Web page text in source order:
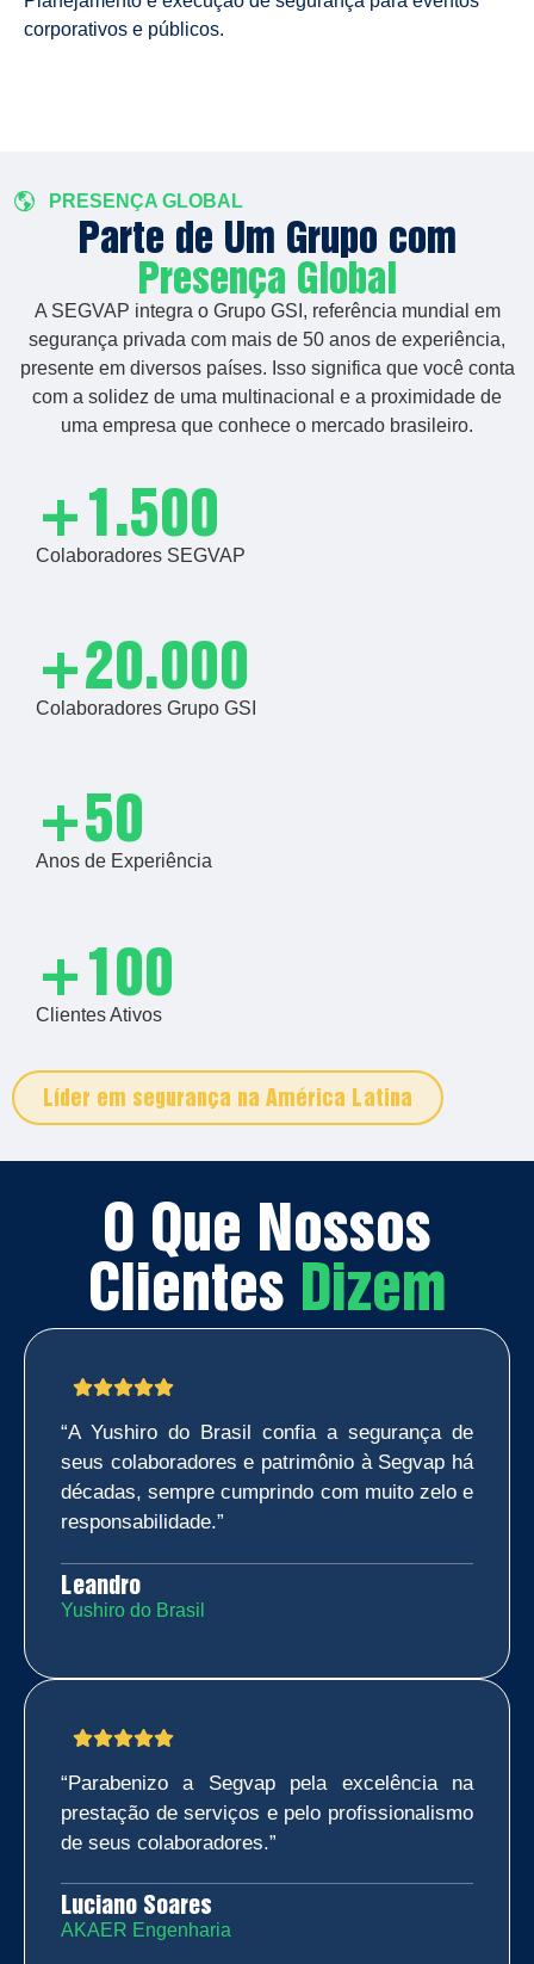
corporativos e públicos.
PRESENÇA GLOBAL
Parte de Um Grupo com
Presença Global
A SEGVAP integra o Grupo GSI, referência mundial em
segurança privada com mais de 50 anos de experiência,
presente em diversos países. Isso significa que você conta
com a solidez de uma multinacional e a proximidade de
uma empresa que conhece o mercado brasileiro.
+1.500
Colaboradores SEGVAP
+20.000
Colaboradores Grupo GSI
+50
Anos de Experiência
+100
Clientes Ativos
Líder em segurança na América Latina
O Que Nossos
Clientes Dizem
“A Yushiro do Brasil confia a segurança de
seus colaboradores e patrimônio à Segvap há
décadas, sempre cumprindo com muito zelo e
responsabilidade.”
Leandro
Yushiro do Brasil
“Parabenizo a Segvap pela excelência na
prestação de serviços e pelo profissionalismo
de seus colaboradores.”
Luciano Soares
AKAER Engenharia